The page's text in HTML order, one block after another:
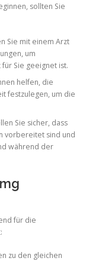
sollten Sie
Sie mit einem Arzt
um
Sie geeignet ist.
helfen, die
festzulegen, um die
Sie sicher, dass
vorbereitet sind und
während der
für die
zu den gleichen